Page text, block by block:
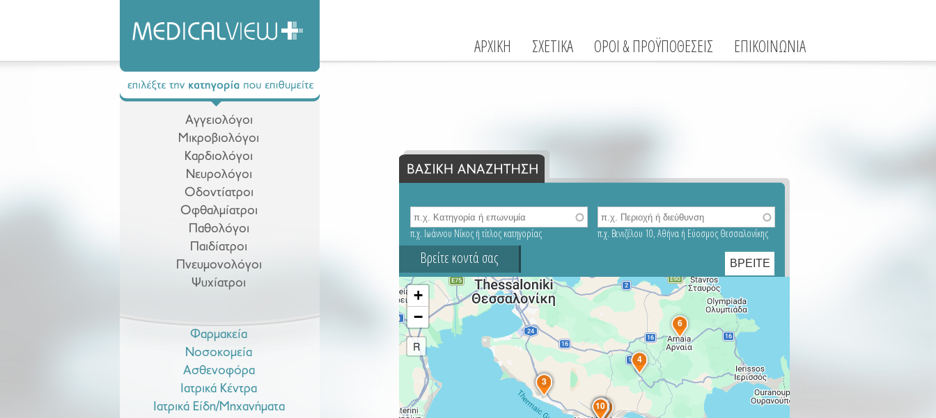
ΑΡΧΙΚΗ ΣΧΕΤΙΚΑ ΟΡΟΙ & ΠΡΟΫΠΟΘΕΣΕΙΣ ΕΠΙΚΟΙΝΩΝΙΑ
Αγγειολόγοι
Μικροβιολόγοι
Καρδιολόγοι
Νευρολόγοι
Οδοντίατροι
Οφθαλμίατροι
Παθολόγοι
Παιδίατροι
Πνευμονολόγοι
Ψυχίατροι
Φαρμακεία
Νοσοκομεία
Ασθενοφόρα
Ιατρικά Κέντρα
Ιατρικά Είδη/Μηχανήματα
π.χ. Ιωάννου Νίκος ή τίτλος κατηγορίας π.χ. Βενιζέλου 10, Αθήνα ή Εύοσμος Θεσσαλονίκης
Βρείτε κοντά σας
1
2
3
4
5
6
7
8
10
+
−
R